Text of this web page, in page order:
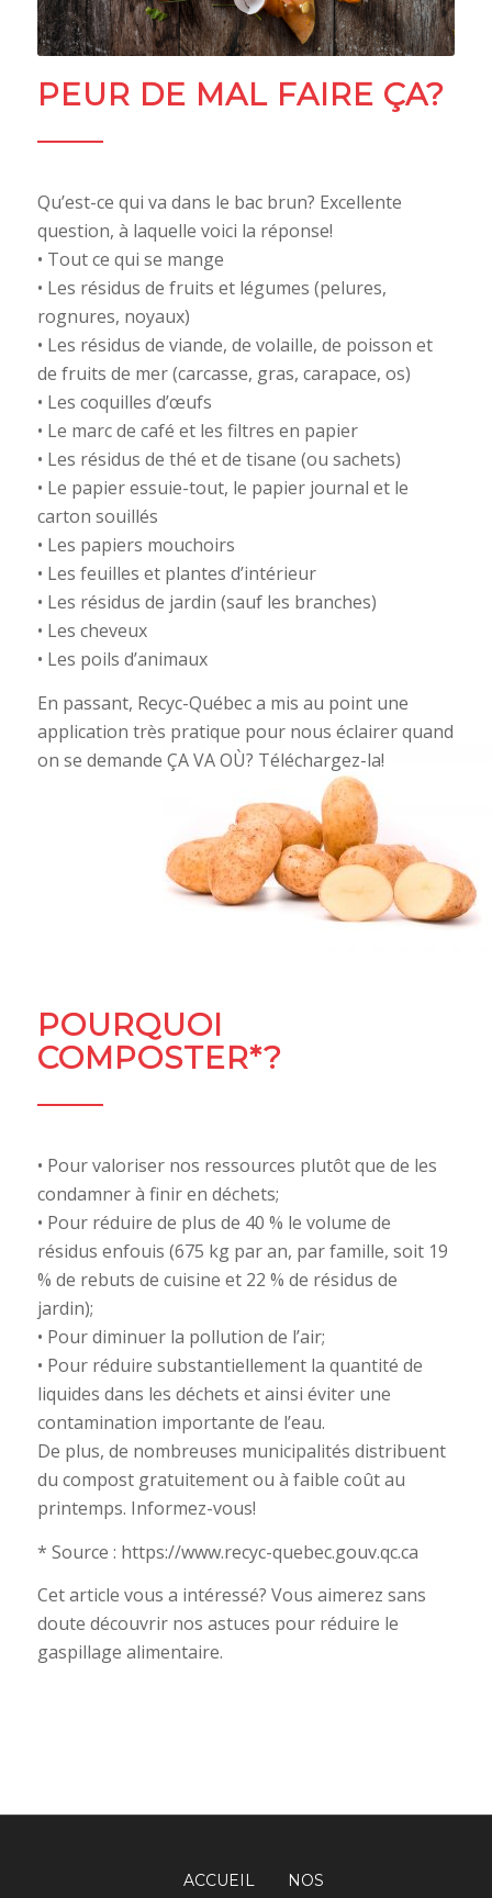
PEUR DE MAL FAIRE ÇA?
Qu’est-ce qui va dans le bac brun? Excellente
question, à laquelle voici la réponse!
• Tout ce qui se mange
• Les résidus de fruits et légumes (pelures,
rognures, noyaux)
• Les résidus de viande, de volaille, de poisson et
de fruits de mer (carcasse, gras, carapace, os)
• Les coquilles d’œufs
• Le marc de café et les filtres en papier
• Les résidus de thé et de tisane (ou sachets)
• Le papier essuie-tout, le papier journal et le
carton souillés
• Les papiers mouchoirs
• Les feuilles et plantes d’intérieur
• Les résidus de jardin (sauf les branches)
• Les cheveux
• Les poils d’animaux
En passant, Recyc-Québec a mis au point une
application très pratique pour nous éclairer quand
on se demande ÇA VA OÙ? Téléchargez-la!
POURQUOI
COMPOSTER*?
• Pour valoriser nos ressources plutôt que de les
condamner à finir en déchets;
• Pour réduire de plus de 40 % le volume de
résidus enfouis (675 kg par an, par famille, soit 19
% de rebuts de cuisine et 22 % de résidus de
jardin);
• Pour diminuer la pollution de l’air;
• Pour réduire substantiellement la quantité de
liquides dans les déchets et ainsi éviter une
contamination importante de l’eau.
De plus, de nombreuses municipalités distribuent
du compost gratuitement ou à faible coût au
printemps. Informez-vous!
* Source : https://www.recyc-quebec.gouv.qc.ca
Cet article vous a intéressé? Vous aimerez sans
doute découvrir nos astuces pour réduire le
gaspillage alimentaire.
ACCUEIL NOS